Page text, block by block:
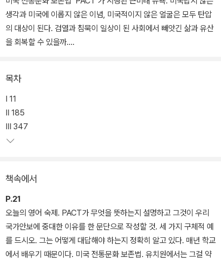
생각과 미국에 이롭지 않은 이념, 미국적이지 않은 얼굴은 모두 탄압
의 대상이 된다. 검열과 침묵이 일상이 된 사회에서 빼앗긴 삶과 유산
을 회복할 수 있을까.
번째 장편소설로, 2022년 출간과 동시에 〈뉴욕타임스〉와 아마존 베
스트셀러에 나란히 오르며 화제를 모았다. 오늘의 현실을 실시간으로
받아 적은 듯 세계 곳곳에 스며든 혐오와 폭력을 정면으로 바라보는
이 작품은 배제의 논리에 익숙해진 21세기 사회에 경고음을 울리며
영국, 프랑스, 독일 등 16개국에서 번역 소개되었다.
사와 함께 〈타임〉 ‘2022년 100권의 필독서’ 〈워싱턴포스트〉 ‘2022
년 주목할 만한 소설’ 〈로스앤젤레스타임스〉 ‘2022년 최고의 책 5선’
〈USA투데이〉 ‘2022년 최고의 책’에 선정되었다.
목차
Ⅰ 11
Ⅱ 185
Ⅲ 347
책속에서
P.21
오늘의 영어 숙제. PACT가 무엇을 뜻하는지 설명하고 그것이 우리
국가안보에 중대한 이유를 한 문단으로 작성할 것. 세 가지 구체적 예
를 드시오. 그는 어떻게 대답해야 하는지 정확히 알고 있다. 매년 학교
에서 배우기 때문이다. 미국 전통문화 보존법. 유치원에서는 그걸 약